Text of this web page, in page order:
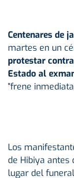
Centenares de
martes en un
protestar
Estado al
"frene
Los
de Hibiya
lugar del